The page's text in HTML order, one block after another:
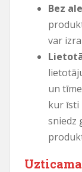
Bez
var
un
kur īsti
sniedz